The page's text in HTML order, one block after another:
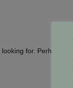
looking for. Perhaps